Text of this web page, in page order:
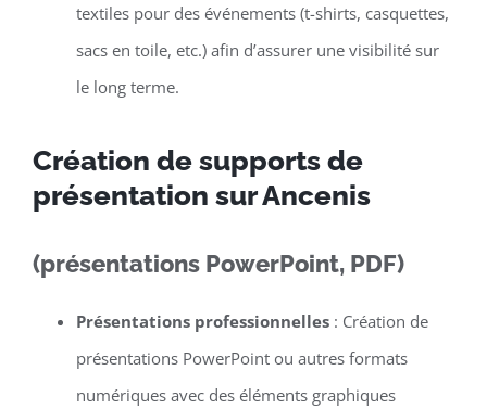
textiles pour des événements (t-shirts, casquettes,
sacs en toile, etc.) afin d’assurer une visibilité sur
le long terme.
Création de supports de
présentation sur Ancenis
(présentations PowerPoint, PDF)
Présentations professionnelles: Création de
présentations PowerPoint ou autres formats
numériques avec des éléments graphiques